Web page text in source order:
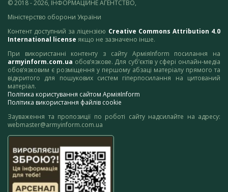
© 2018 - 2026, ІНФОРМАЦІЙНЕ АГЕНТСТВО,
Міністерство оборони України
Контент доступний за ліцензією Creative Commons Attribution 4.0
International license якщо не зазначено інше.
При використанні контенту з сайту АрміяInform посилання на
armyinform.com.ua обов’язкове. Для суб’єктів у сфері онлайн-медіа
обов’язковим є розміщення у першому абзаці матеріалу прямого та
відкритого для пошукових систем гіперпосилання на цитований
матеріал.
Політика користування сайтом АрміяInform
Політика використання файлів cookie
Зауваження та пропозиції по роботі сайту надсилайте на адресу:
webmaster@armyinform.com.ua